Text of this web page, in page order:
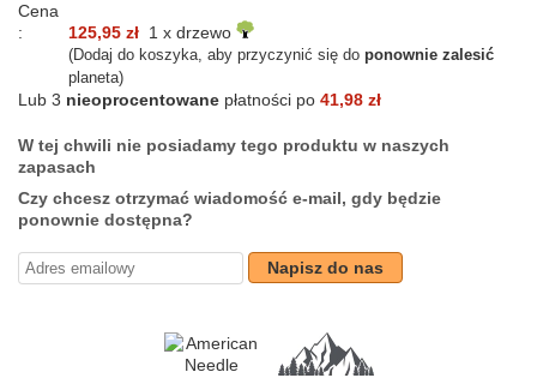
Cena
:
125,95 zł 1 x drzewo
(Dodaj do koszyka, aby przyczynić się do ponownie zalesić
planeta)
Lub 3 nieoprocentowane płatności po 41,98 zł
W tej chwili nie posiadamy tego produktu w naszych
zapasach
Czy chcesz otrzymać wiadomość e-mail, gdy będzie
ponownie dostępna?
Napisz do nas